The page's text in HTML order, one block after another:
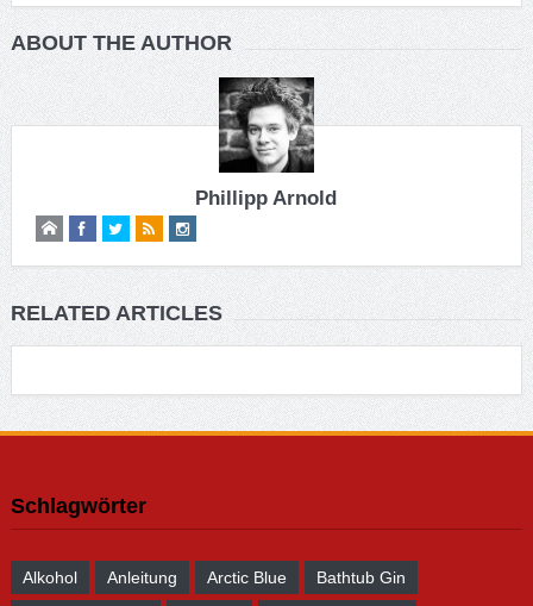
ABOUT THE AUTHOR
Phillipp Arnold
RELATED ARTICLES
Schlagwörter
Alkohol Anleitung Arctic Blue Bathtub Gin